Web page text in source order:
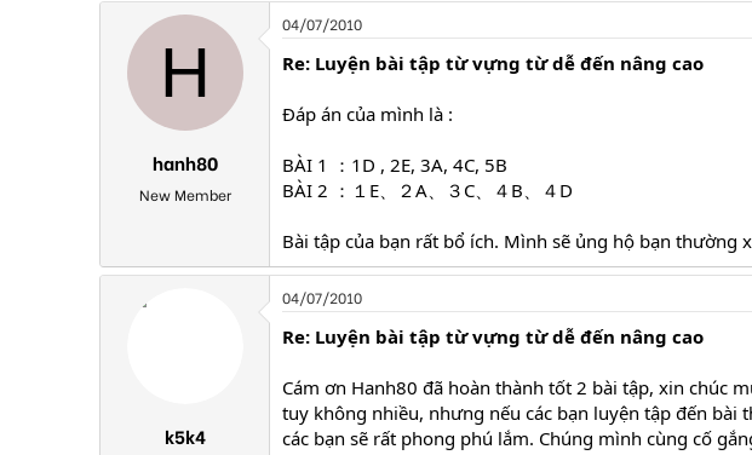
H
hanh80
New Member
04/07/2010
Re: Luyện bài tập từ vựng từ dễ đến nâng cao
Đáp án của mình là :
BÀI 1 ：1D , 2E, 3A, 4C, 5B
BÀI 2 ：１E、２A、３C、４B、４D
Bài tập của bạn rất bổ ích. Mình sẽ ủng hộ bạn thường
k5k4
04/07/2010
Re: Luyện bài tập từ vựng từ dễ đến nâng cao
Cám ơn Hanh80 đã hoàn thành tốt 2 bài tập, xin chúc
tuy không nhiều, nhưng nếu các bạn luyện tập đến
các bạn sẽ rất phong phú lắm. Chúng mình cùng cố